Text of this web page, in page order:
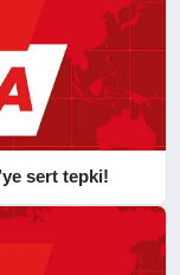
sert tepki!